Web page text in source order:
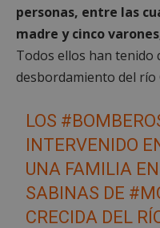
personas, entre las
madre y cinco
Todos ellos han tenido
desbordamiento del río
LOS
INTERVENIDO
UNA FAMILIA
SABINAS DE
CRECIDA DEL